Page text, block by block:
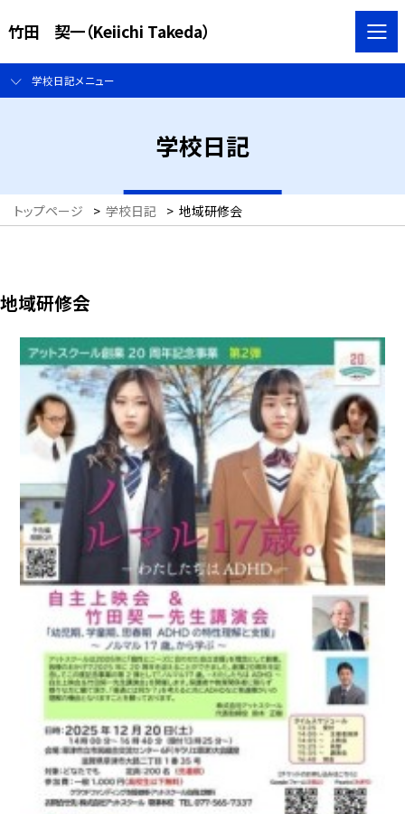
竹田 契一（Keiichi Takeda）
学校日記メニュー
学校日記
トップページ > 学校日記 > 地域研修会
地域研修会